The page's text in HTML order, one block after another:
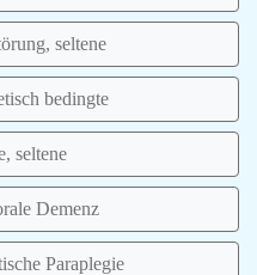
seltene
bedingte
seltene
Demenz
Paraplegie